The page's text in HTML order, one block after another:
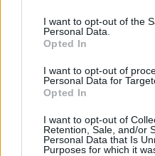
consent section.
I want to opt-out of the
Personal Data.
Opted In
I want to opt-out of
Personal Data for
Opted In
I want to opt-out of
Retention, Sale, and/or
Personal Data that Is
Purposes for which it
ViewSonic ViewPhone 4s
Το ViewPhone 4s
(16:9, 960 x 540, 326ppi,
διαθέτει επεξεργαστή
κάμερα VGA και